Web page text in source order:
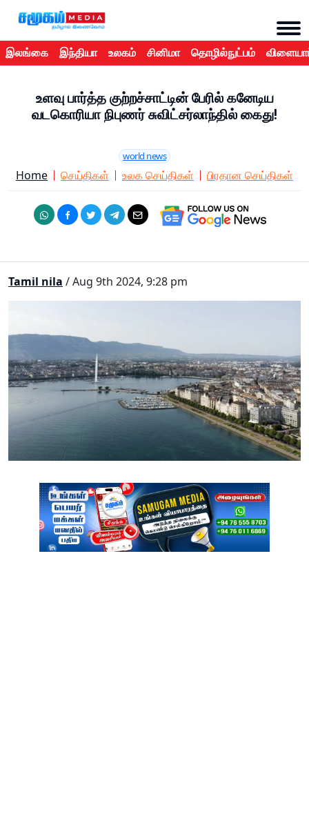
இலங்கை இந்தியா உலகம் சினிமா தொழில்நுட்பம்
உளவு பார்த்த குற்றச்சாட்டின் பேரில் கனேடிய
வடகொரியா நிபுணர் சுவிட்சர்லாந்தில் கைது!
world news
Home செய்திகள் உலக செய்திகள் பிரதான செய்திகள்
Tamil nila / Aug 9th 2024, 9:28 pm